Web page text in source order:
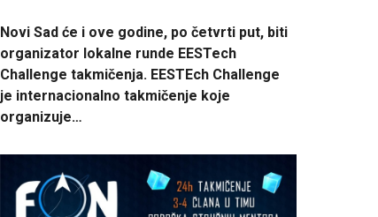
Novi Sad će i ove godine, po četvrti put, biti
organizator lokalne runde EESTech
Challenge takmičenja. EESTEch Challenge
je internacionalno takmičenje koje
organizuje…